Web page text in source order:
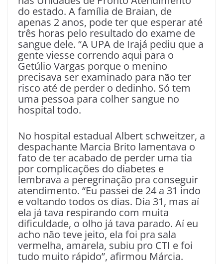
do estado. A família de Braian, de
apenas 2 anos, pode ter que esperar até
três horas pelo resultado do exame de
sangue dele. “A UPA de Irajá pediu que a
gente viesse correndo aqui para o
Getúlio Vargas porque o menino
precisava ser examinado para não ter
risco até de perder o dedinho. Só tem
uma pessoa para colher sangue no
hospital todo.
No hospital estadual Albert schweitzer, a
despachante Marcia Brito lamentava o
fato de ter acabado de perder uma tia
por complicações do diabetes e
lembrava a peregrinação pra conseguir
atendimento. “Eu passei de 24 a 31 indo
e voltando todos os dias. Dia 31, mas aí
ela já tava respirando com muita
dificuldade, o olho já tava parado. Aí eu
acho não teve jeito, ela foi pra sala
vermelha, amarela, subiu pro CTI e foi
tudo muito rápido”, afirmou Márcia.